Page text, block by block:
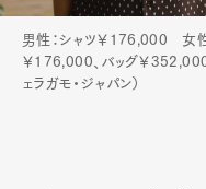
男性：シャツ￥176,000 女性
￥176,000、バッグ￥352,000
ェラガモ・ジャパン）